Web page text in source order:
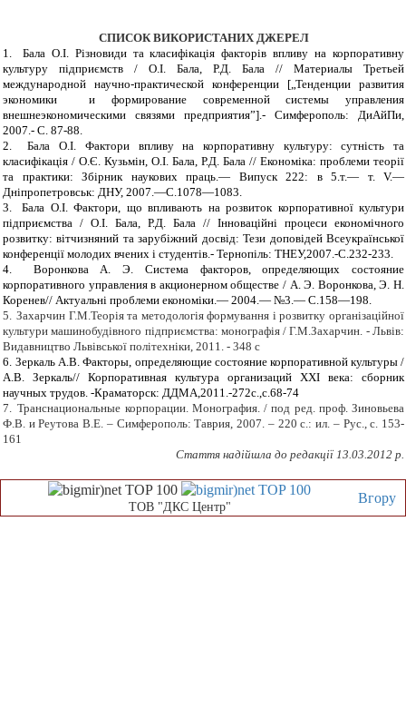
СПИСОК ВИКОРИСТАНИХ ДЖЕРЕЛ
1.
Бала О.І. Різновиди та класифікація факторів впливу на корпоративну
культуру підприємств / О.І. Бала, Р.Д. Бала // Материалы Третьей
международной научно-практической конференции [„Тенденции развития
экономики и формирование современной системы управления
внешнеэкономическими связями предприятия”].- Симферополь: ДиАйПи,
2007.- С. 87-88.
2.
Бала О.І. Фактори впливу на корпоративну культуру: сутність та
класифікація / О.Є. Кузьмін, О.І. Бала, Р.Д. Бала // Економіка: проблеми теорії
та практики: Збірник наукових праць.— Випуск 222: в 5.т.— т. V.—
Дніпропетровськ: ДНУ, 2007.—С.1078—1083.
3.
Бала О.І. Фактори, що впливають на розвиток корпоративної культури
підприємства / О.І. Бала, Р.Д. Бала // Інноваційні процеси економічного
розвитку: вітчизняний та зарубіжний досвід: Тези доповідей Всеукраїнської
конференції молодих вчених і студентів.- Тернопіль: ТНЕУ,2007.-С.232-233.
4.
Воронкова А. Э. Система факторов, определяющих состояние
корпоративного управления в акционерном обществе / А. Э. Воронкова, Э. Н.
Коренев// Актуальні проблеми економіки.— 2004.— №3.— С.158—198.
5. Захарчин Г.М.Теорія та методологія формування і розвитку ор­ганізаційної
культури машинобудівного підприємства: монографія / Г.М.Захарчин. - Львів:
Видавництво Львівської політехніки, 2011. - 348 с
6. Зеркаль А.В. Факторы, определяющие состояние корпоративной культуры /
А.В. Зеркаль// Корпоративная культура организаций ХХI века: сборник
научных трудов. -Краматорск: ДДМА,2011.-272с.,с.68-74
7. Транснациональные корпорации. Монография. / под ред. проф. Зиновьева
Ф.В. и Реутова В.Е. – Симферополь: Таврия, 2007. – 220 с.: ил. – Рус., с. 153-
161
Стаття надійшла до редакції 13.03.2012 р.
Вгору
ТОВ "ДКС Центр"